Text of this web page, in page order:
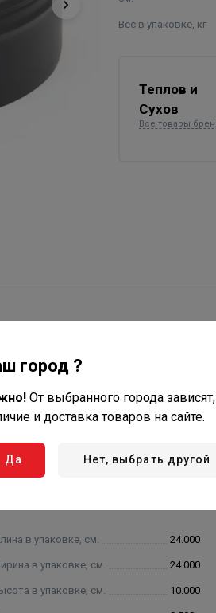
Вес в упаковке, кг
Теплов и
Сухов
Все товары
Устанавливаются на
канал. Заглушки
диаметру. Закрепляются
в упаковке, см. 24.000
в упаковке, см. 24.000
в упаковке, см. 10.000
город ?
От выбранного города зависят,
и доставка товаров на сайте.
Да Нет, выбрать другой